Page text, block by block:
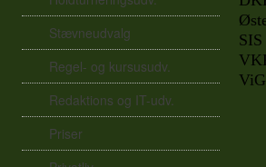
SIS
Stævneudvalg
Regel- og kursusudv.
Redaktions og IT-udv.
Priser